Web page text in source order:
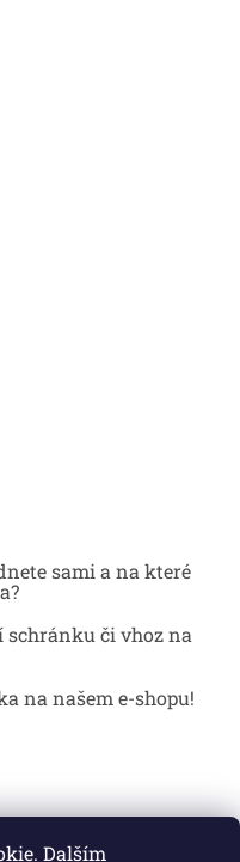
Dalším
sami a na které
či vhoz na
na našem e-shopu!
Dveře